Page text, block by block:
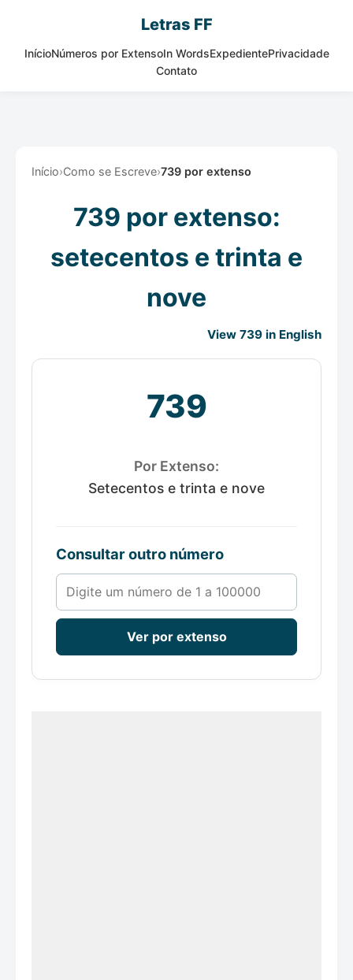
Letras FF
InícioNúmeros por ExtensoIn WordsExpedientePrivacidade
Contato
Início›Como se Escreve›739 por extenso
739 por extenso:
setecentos e trinta e
nove
View 739 in English
739
Por Extenso:
Setecentos e trinta e nove
Consultar outro número
Número de 1 a 100000
Ver por extenso